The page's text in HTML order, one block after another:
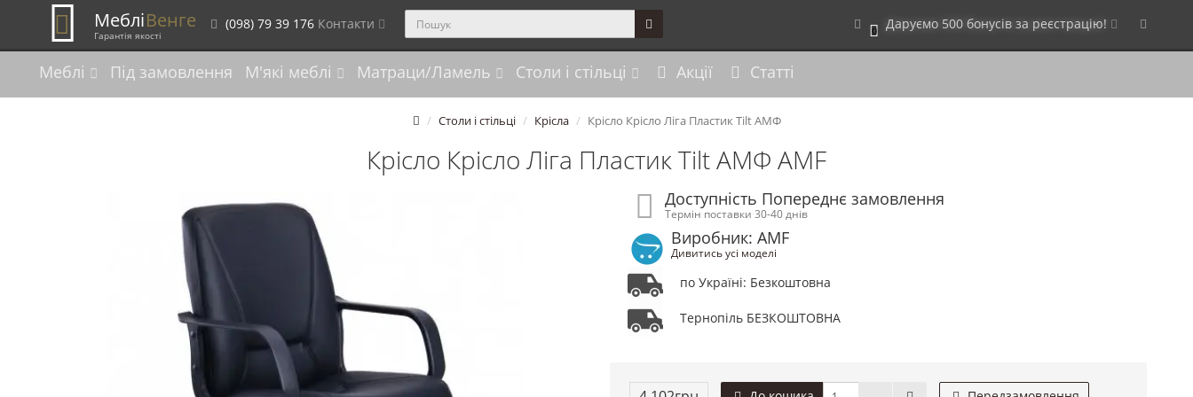
МебліВенге
Гарантія якості
(098) 79 39 176 Контакти 0 Даруємо 500 бонусів за реєстрацію!
Меблі Під замовлення М'які меблі Матраци/Ламель Столи і стільці Акції Статті
Столи і стільці Крісла Крісло Крісло Ліга Пластик Tilt АМФ
Крісло Крісло Ліга Пластик Tilt АМФ AMF
Доступність Попереднє замовлення
Термін поставки 30-40 днів
Виробник: AMF
Дивитись усі моделі
по Україні: Безкоштовна
Тернопіль БЕЗКОШТОВНА